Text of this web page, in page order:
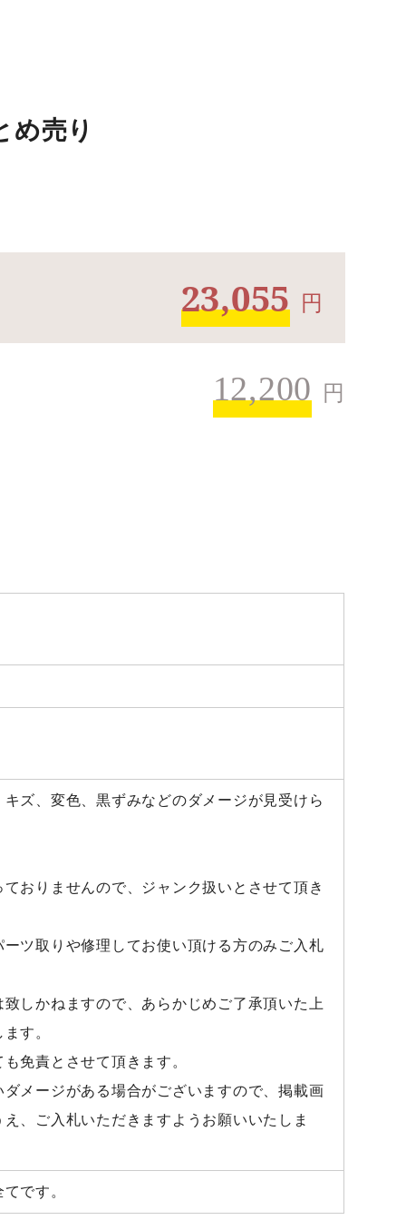
め売り
23,055 円
12,200 円
ズ、変色、黒ずみなどのダメージが見受けら
おりませんので、ジャンク扱いとさせて頂き
ツ取りや修理してお使い頂ける方のみご入札
しかねますので、あらかじめご了承頂いた上
す。
免責とさせて頂きます。
メージがある場合がございますので、掲載画
、ご入札いただきますようお願いいたしま
です。